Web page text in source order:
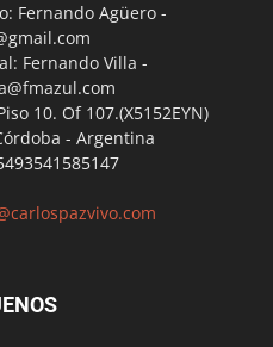
Fernando Agüero -
Fernando Villa -
10. Of 107.(X5152EYN)
- Argentina